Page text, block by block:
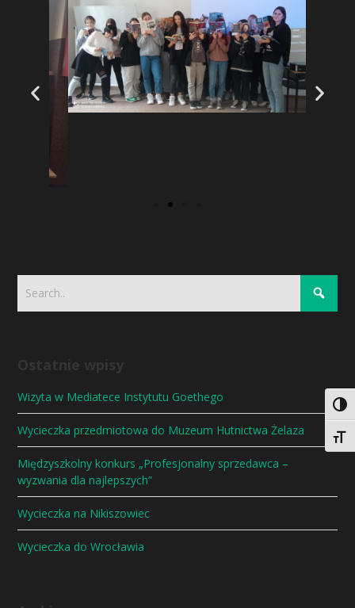
Wizyta w Mediatece Instytutu Goethego
Wycieczka przedmiotowa do Muzeum Hutnictwa Żelaza
Międzyszkolny konkurs „Profesjonalny sprzedawca –
wyzwania dla najlepszych”
Wycieczka na Nikiszowiec
Wycieczka do Wrocławia